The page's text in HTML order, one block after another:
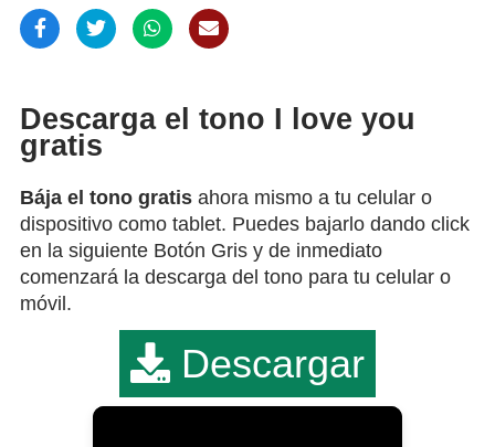
Descarga el tono I love you
gratis
Bája el tono gratis ahora mismo a tu celular o
dispositivo como tablet. Puedes bajarlo dando click
en la siguiente Botón Gris y de inmediato
comenzará la descarga del tono para tu celular o
móvil.
Descargar